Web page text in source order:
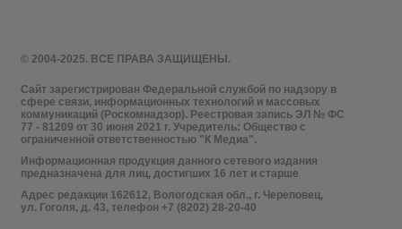
© 2004-2025. ВСЕ ПРАВА ЗАЩИЩЕНЫ.
Сайт зарегистрирован Федеральной службой по надзору в
сфере связи, информационных технологий и массовых
коммуникаций (Роскомнадзор). Реестровая запись ЭЛ № ФС
77 - 81209 от 30 июня 2021 г. Учредитель: Общество с
ограниченной ответственностью "К Медиа".
Информационная продукция данного сетевого издания
предназначена для лиц, достигших 16 лет и старше
Адрес редакции 162612, Вологодская обл., г. Череповец,
ул. Гоголя, д. 43, телефон +7 (8202) 28-20-40